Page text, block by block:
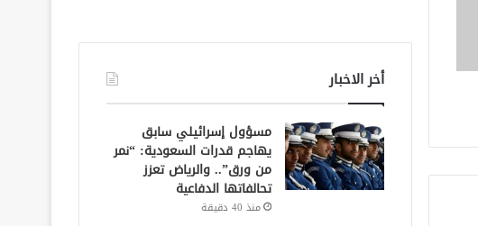
أخر الاخبار
مسؤول إسرائيلي سابق
يهاجم قدرات السعودية: “نمر
من ورق”.. والرياض تعزز
تحالفاتها الدفاعية
منذ 40 دقيقة